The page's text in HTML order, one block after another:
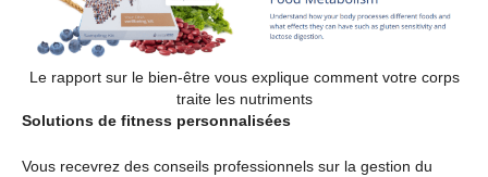
Le rapport sur le bien-être vous explique comment votre corps
traite les nutriments
Solutions de fitness personnalisées
Vous recevrez des conseils professionnels sur la gestion du